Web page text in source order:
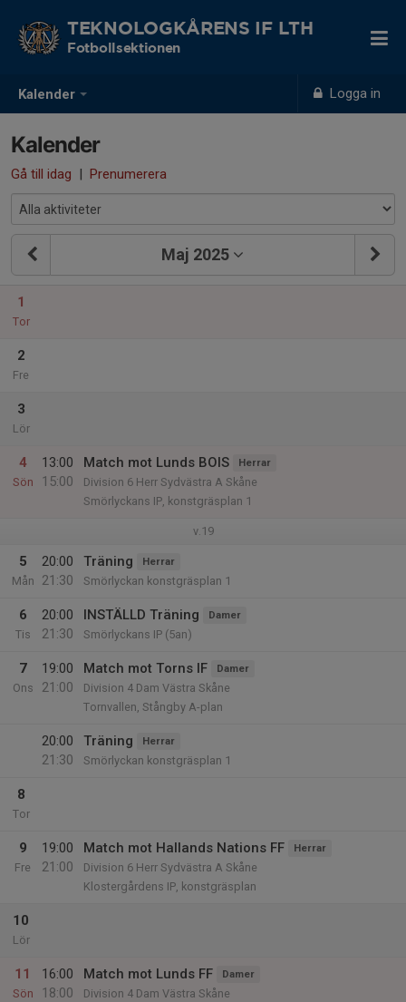
Kalender Logga in
TEKNOLOGKÅRENS IF LTH
Fotbollsektionen
Kalender
Gå till idag | Prenumerera
Maj 2025
1
Tor
2
Fre
3
Lör
4
Sön
13:00
15:00
Match mot Lunds BOIS Herrar
Division 6 Herr Sydvästra A Skåne
Smörlyckans IP, konstgräsplan 1
v.19
5
Mån
20:00
21:30
Träning Herrar
Smörlyckan konstgräsplan 1
6
Tis
20:00
21:30
INSTÄLLD Träning Damer
Smörlyckans IP (5an)
7
Ons
19:00
21:00
Match mot Torns IF Damer
Division 4 Dam Västra Skåne
Tornvallen, Stångby A-plan
20:00
21:30
Träning Herrar
Smörlyckan konstgräsplan 1
8
Tor
9
Fre
19:00
21:00
Match mot Hallands Nations FF Herrar
Division 6 Herr Sydvästra A Skåne
Klostergårdens IP, konstgräsplan
10
Lör
11
Sön
16:00
18:00
Match mot Lunds FF Damer
Division 4 Dam Västra Skåne